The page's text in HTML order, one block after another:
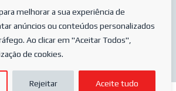
melhorar a sua experiência de
anúncios ou conteúdos personalizados
Ao clicar em "Aceitar Todos",
de cookies.
Rejeitar Aceite tudo
Condições de encomenda
Partner| Todos os direitos reservados.